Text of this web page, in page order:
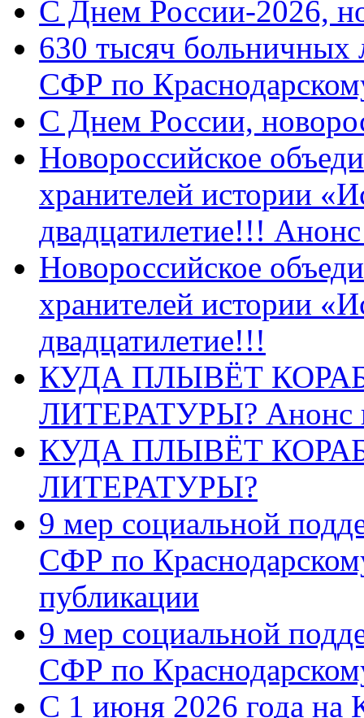
C Днем России-2026,
630 тысяч больничных
СФР по
C Днем России,
Новороссийское
хранителей истории
двадцатилетие!!!
Новороссийское
хранителей истории
двадцатилетие!!!
КУДА ПЛЫВЁТ
ЛИТЕРАТУРЫ? Анонс
КУДА ПЛЫВЁТ
ЛИТЕРАТУРЫ?
9 мер социальной
СФР по
публикации
9 мер социальной
СФР по
С 1 июня 2026 года на